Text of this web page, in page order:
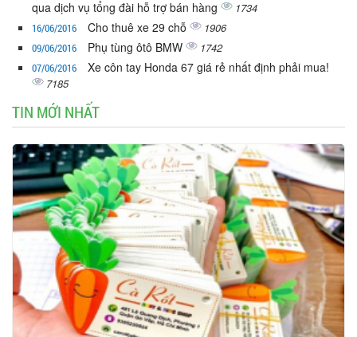
qua dịch vụ tổng đài hỗ trợ bán hàng
1734
16/06/2016 Cho thuê xe 29 chỗ 1906
09/06/2016 Phụ tùng ôtô BMW 1742
07/06/2016 Xe côn tay Honda 67 giá rẻ nhất định phải mua!
7185
TIN MỚI NHẤT